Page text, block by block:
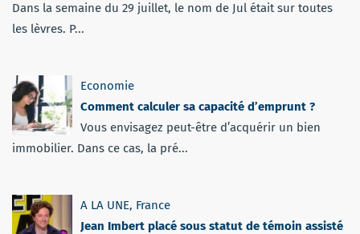
Dans la semaine du 29 juillet, le nom de Jul était sur toutes
les lèvres. P...
Economie
Comment calculer sa capacité d’emprunt ?
Vous envisagez peut-être d’acquérir un bien
immobilier. Dans ce cas, la pré...
A LA UNE, France
Jean Imbert placé sous statut de témoin assisté